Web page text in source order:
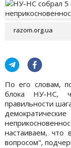
razom.org.ua
По его словам,
блока НУ-НС,
правильности
настаиваем,
вопросом",